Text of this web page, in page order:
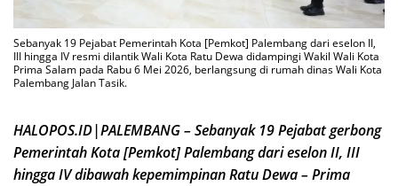
Sebanyak 19 Pejabat Pemerintah Kota [Pemkot] Palembang dari eselon II,
III hingga IV resmi dilantik Wali Kota Ratu Dewa didampingi Wakil Wali Kota
Prima Salam pada Rabu 6 Mei 2026, berlangsung di rumah dinas Wali Kota
Palembang Jalan Tasik.
HALOPOS.ID|PALEMBANG – Sebanyak 19 Pejabat gerbong
Pemerintah Kota [Pemkot] Palembang dari eselon II, III
hingga IV dibawah kepemimpinan Ratu Dewa – Prima